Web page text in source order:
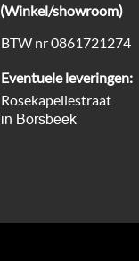
(Winkel/showroom)
BTW nr 0861721274
Eventuele leveringen:
Rosekapellestraat
in Borsbeek